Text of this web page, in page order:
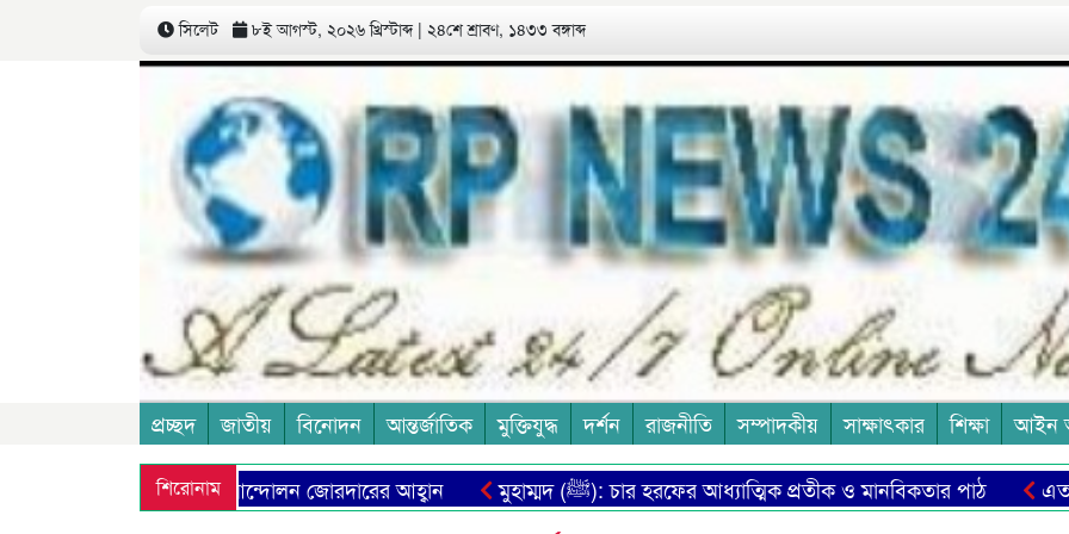
সিলেট ৮ই আগস্ট, ২০২৬ খ্রিস্টাব্দ | ২৪শে শ্রাবণ, ১৪৩৩ বঙ্গাব্দ
প্রচ্ছদ জাতীয় বিনোদন আন্তর্জাতিক মুক্তিযুদ্ধ দর্শন রাজনীতি সম্পাদকীয় সাক্ষাৎকার শিক্ষা আইন
শিরোনাম
ব্যবস্থা প্রতিষ্ঠার আন্দোলন জোরদারের আহ্বান মুহাম্মদ (ﷺ): চার হরফের আধ্যাত্মিক প্রতীক ও মানবিকতার পাঠ এত মানুষের